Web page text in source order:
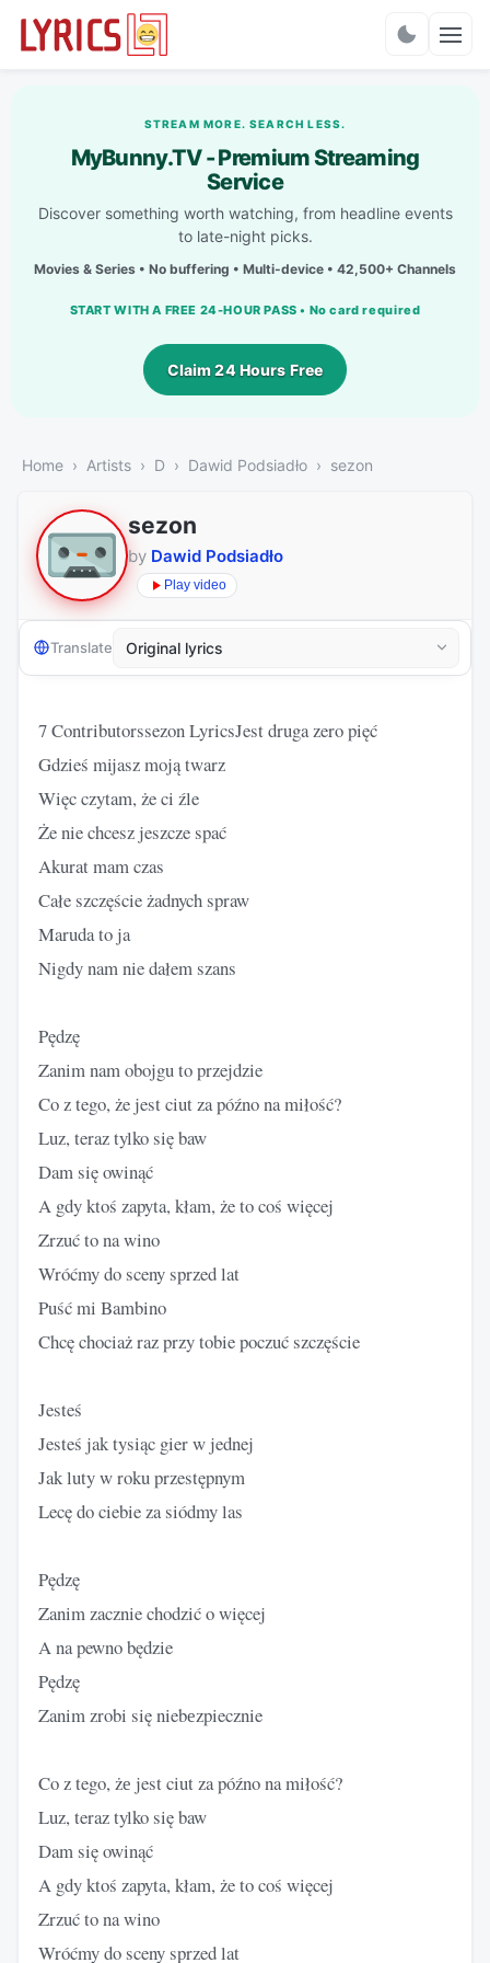
STREAM MORE. SEARCH LESS.
MyBunny.TV - Premium Streaming
Service
Discover something worth watching, from headline events
to late-night picks.
Movies & Series • No buffering • Multi-device • 42,500+ Channels
START WITH A FREE 24-HOUR PASS • No card required
Claim 24 Hours Free
Home Artists D Dawid Podsiadło sezon
sezon
by Dawid Podsiadło
Play video
Translate
7 Contributorssezon LyricsJest druga zero pięć
Gdzieś mijasz moją twarz
Więc czytam, że ci źle
Że nie chcesz jeszcze spać
Akurat mam czas
Całe szczęście żadnych spraw
Maruda to ja
Nigdy nam nie dałem szans
Pędzę
Zanim nam obojgu to przejdzie
Co z tego, że jest ciut za późno na miłość?
Luz, teraz tylko się baw
Dam się owinąć
A gdy ktoś zapyta, kłam, że to coś więcej
Zrzuć to na wino
Wróćmy do sceny sprzed lat
Puść mi Bambino
Chcę chociaż raz przy tobie poczuć szczęście
Jesteś
Jesteś jak tysiąc gier w jednej
Jak luty w roku przestępnym
Lecę do ciebie za siódmy las
Pędzę
Zanim zacznie chodzić o więcej
A na pewno będzie
Pędzę
Zanim zrobi się niebеzpiecznie
Co z tego, żе jest ciut za późno na miłość?
Luz, teraz tylko się baw
Dam się owinąć
A gdy ktoś zapyta, kłam, że to coś więcej
Zrzuć to na wino
Wróćmy do sceny sprzed lat